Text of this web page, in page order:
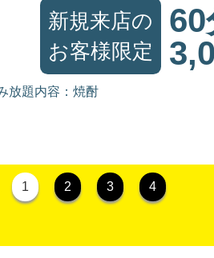
新規来店の
お客様限定
放題内容：焼酎
1 2 3 4